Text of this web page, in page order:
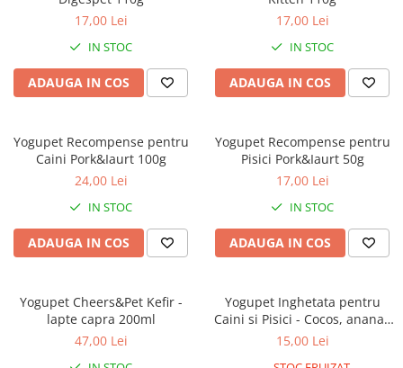
17,00 Lei
IN STOC
ADAUGA IN COS
17,00 Lei
IN STOC
ADAUGA IN COS
Yogupet Recompense pentru
Caini Pork&Iaurt 100g
24,00 Lei
IN STOC
ADAUGA IN COS
Yogupet Recompense pentru
Pisici Pork&Iaurt 50g
17,00 Lei
IN STOC
ADAUGA IN COS
Yogupet Cheers&Pet Kefir -
lapte capra 200ml
47,00 Lei
Yogupet Inghetata pentru
Caini si Pisici - Cocos, ananas
si banana 110g
15,00 Lei